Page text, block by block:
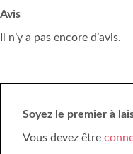
Avis
Il n’y a pas encore d’avis.
Soyez le premier à
Vous devez être